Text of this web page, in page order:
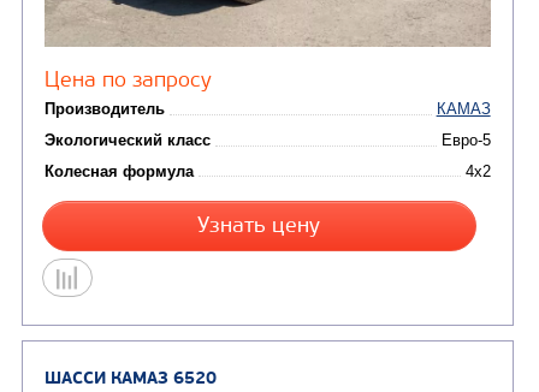
Экологический класс
Колесная формула
Узнать цену
ШАССИ КАМАЗ 53605 В НАЛИЧИИ